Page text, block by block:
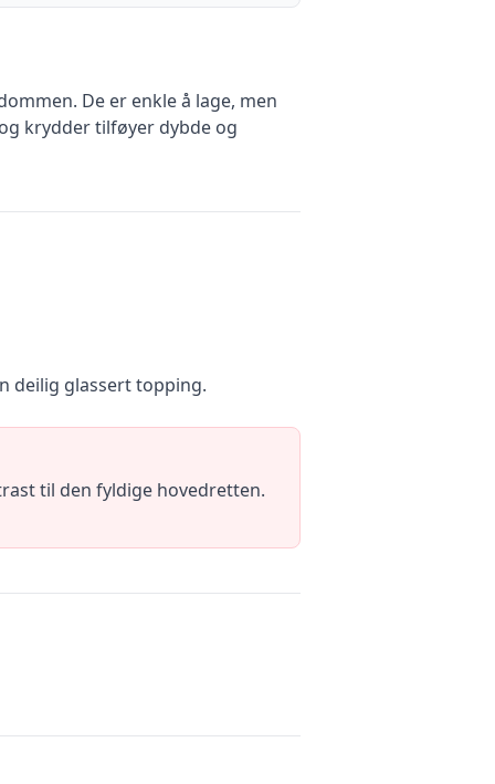
De er enkle å lage, men
krydder tilføyer dybde og
deilig glassert topping.
til den fyldige hovedretten.